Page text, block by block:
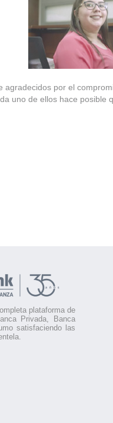
agradecidos por el
uno de ellos hace posible
plataforma de
Privada, Banca
satisfaciendo las